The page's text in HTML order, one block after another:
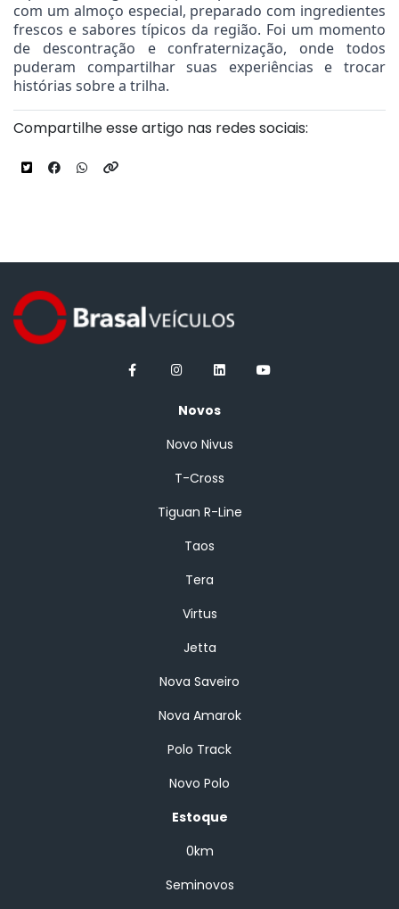
com um almoço especial, preparado com ingredientes
frescos e sabores típicos da região. Foi um momento
de descontração e confraternização, onde todos
puderam compartilhar suas experiências e trocar
histórias sobre a trilha.
Compartilhe esse artigo nas redes sociais:
Novos
Novo Nivus
T-Cross
Tiguan R-Line
Taos
Tera
Virtus
Jetta
Nova Saveiro
Nova Amarok
Polo Track
Novo Polo
Estoque
0km
Seminovos